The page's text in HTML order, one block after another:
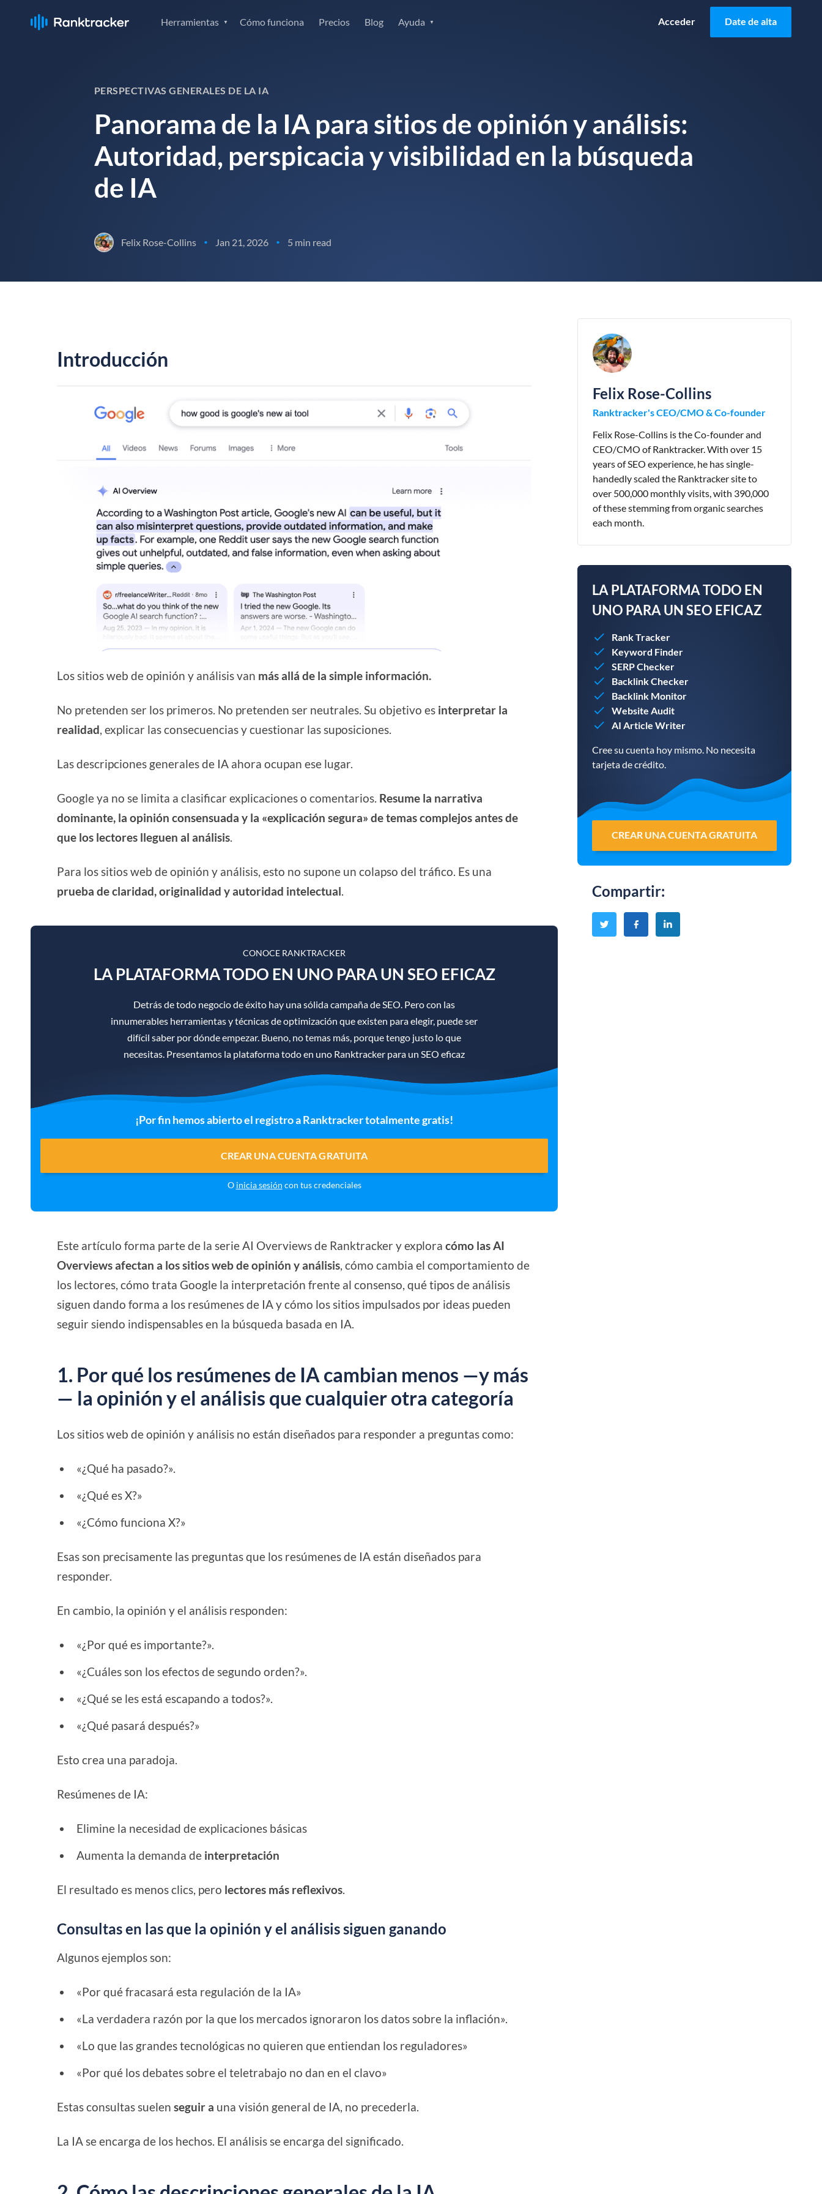
Herramientas Cómo funciona Precios Blog Ayuda Acceder Date de alta
PERSPECTIVAS GENERALES DE LA IA
Panorama de la IA para sitios de opinión y análisis:
Autoridad, perspicacia y visibilidad en la búsqueda
de IA
Felix Rose-Collins • Jan 21, 2026 • 5 min read
Introducción
Los sitios web de opinión y análisis van más allá de la simple información.
No pretenden ser los primeros. No pretenden ser neutrales. Su objetivo es interpretar la
realidad, explicar las consecuencias y cuestionar las suposiciones.
Las descripciones generales de IA ahora ocupan ese lugar.
Google ya no se limita a clasificar explicaciones o comentarios. Resume la narrativa
dominante, la opinión consensuada y la «explicación segura» de temas complejos antes de
que los lectores lleguen al análisis.
Para los sitios web de opinión y análisis, esto no supone un colapso del tráfico. Es una
prueba de claridad, originalidad y autoridad intelectual.
CONOCE RANKTRACKER
LA PLATAFORMA TODO EN UNO PARA UN SEO EFICAZ
Detrás de todo negocio de éxito hay una sólida campaña de SEO. Pero con las
innumerables herramientas y técnicas de optimización que existen para elegir, puede ser
difícil saber por dónde empezar. Bueno, no temas más, porque tengo justo lo que
necesitas. Presentamos la plataforma todo en uno Ranktracker para un SEO eficaz
¡Por fin hemos abierto el registro a Ranktracker totalmente gratis!
CREAR UNA CUENTA GRATUITA
O inicia sesión con tus credenciales
Este artículo forma parte de la serie AI Overviews de Ranktracker y exploracómo las AI
Overviews afectan a los sitios web de opinión y análisis, cómo cambia el comportamiento de
los lectores, cómo trata Google la interpretación frente al consenso, qué tipos de análisis
siguen dando forma a los resúmenes de IA y cómo los sitios impulsados por ideas pueden
seguir siendo indispensables en la búsqueda basada en IA.
1. Por qué los resúmenes de IA cambian menos —y más
— la opinión y el análisis que cualquier otra categoría
Los sitios web de opinión y análisis no están diseñados para responder a preguntas como:
«¿Qué ha pasado?».
«¿Qué es X?»
«¿Cómo funciona X?»
Esas son precisamente las preguntas que los resúmenes de IA están diseñados para
responder.
En cambio, la opinión y el análisis responden:
«¿Por qué es importante?».
«¿Cuáles son los efectos de segundo orden?».
«¿Qué se les está escapando a todos?».
«¿Qué pasará después?»
Esto crea una paradoja.
Resúmenes de IA:
Elimine la necesidad de explicaciones básicas
Aumenta la demanda de interpretación
El resultado es menos clics, pero lectores más reflexivos.
Consultas en las que la opinión y el análisis siguen ganando
Algunos ejemplos son:
«Por qué fracasará esta regulación de la IA»
«La verdadera razón por la que los mercados ignoraron los datos sobre la inflación».
«Lo que las grandes tecnológicas no quieren que entiendan los reguladores»
«Por qué los debates sobre el teletrabajo no dan en el clavo»
Estas consultas suelenseguir a una visión general de IA, no precederla.
La IA se encarga de los hechos. El análisis se encarga del significado.
Felix Rose-Collins
Ranktracker's CEO/CMO & Co-founder
Felix Rose-Collins is the Co-founder and
CEO/CMO of Ranktracker. With over 15
years of SEO experience, he has single-
handedly scaled the Ranktracker site to
over 500,000 monthly visits, with 390,000
of these stemming from organic searches
each month.
LA PLATAFORMA TODO EN
UNO PARA UN SEO EFICAZ
Rank Tracker
Keyword Finder
SERP Checker
Backlink Checker
Backlink Monitor
Website Audit
AI Article Writer
Cree su cuenta hoy mismo. No necesita
tarjeta de crédito.
CREAR UNA CUENTA GRATUITA
Compartir: